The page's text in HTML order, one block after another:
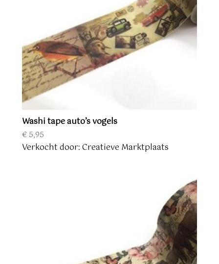
Washi tape auto’s vogels
€5,95
Verkocht door: Creatieve Marktplaats